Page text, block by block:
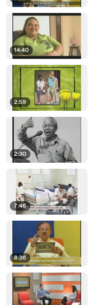
14:40
2:59
2:30
7:46
8:36